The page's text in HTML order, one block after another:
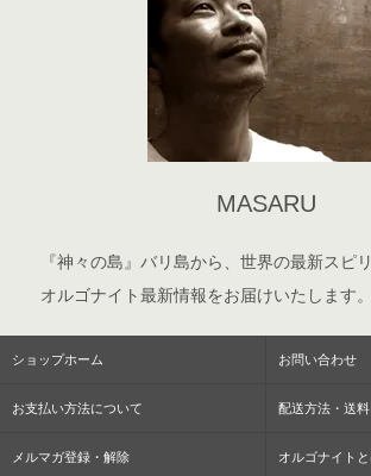
MASARU
『神々の島』バリ島から、世界の最新スピ
オルゴナイト最新情報をお届けいたします。
ショップホーム お問い合わせ
お支払い方法について 配送方法・送
メルマガ登録・解除 オルゴナイトと